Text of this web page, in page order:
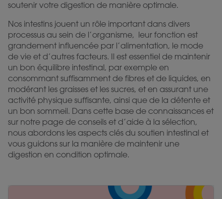
soutenir votre digestion de manière optimale.
Nos intestins jouent un rôle important dans divers
processus au sein de l’organisme, leur fonction est
grandement influencée par l’alimentation, le mode
de vie et d’autres facteurs. Il est essentiel de maintenir
un bon équilibre intestinal, par exemple en
consommant suffisamment de fibres et de liquides, en
modérant les graisses et les sucres, et en assurant une
activité physique suffisante, ainsi que de la détente et
un bon sommeil. Dans cette base de connaissances et
sur notre page de conseils et d’aide à la sélection,
nous abordons les aspects clés du soutien intestinal et
vous guidons sur la manière de maintenir une
digestion en condition optimale.